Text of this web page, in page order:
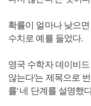
확률이 얼마나 낮으
수치로 예를 들었다.
영국 수학자 데이비
않는다'는 제목으로
률' 네 단계를 설명했